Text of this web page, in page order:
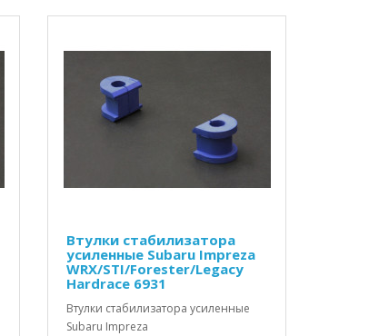
Втулки стабилизатора
усиленные Subaru Impreza
WRX/STI/Forester/Legacy
Hardrace 6931
Втулки стабилизатора усиленные
Subaru Impreza